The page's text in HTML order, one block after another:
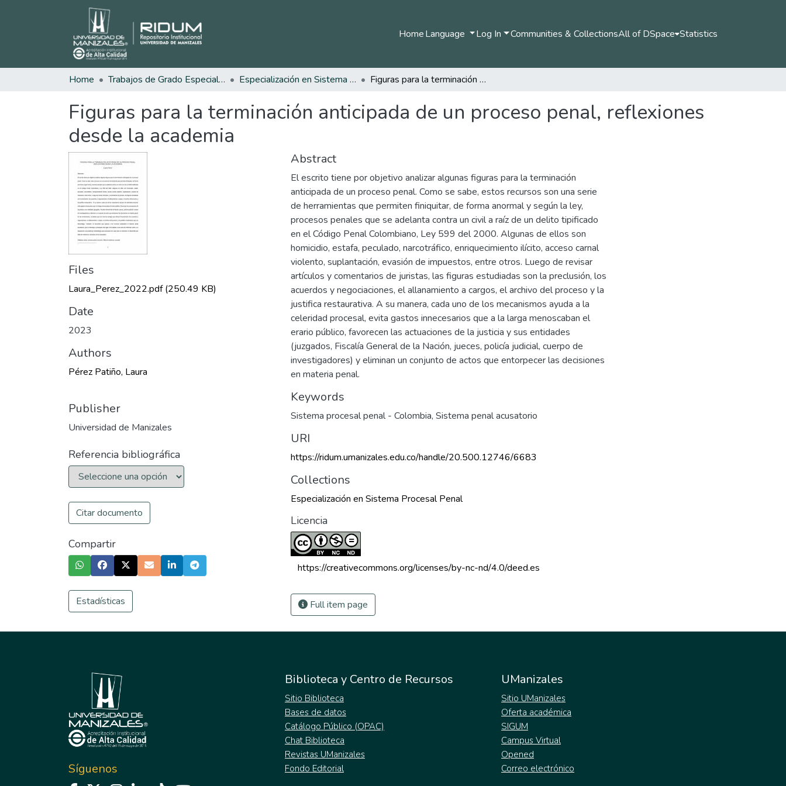
HomeLanguage Log In Communities & CollectionsAll of DSpace Statistics
Home Trabajos de Grado Especializaciones Especialización en Sistema Procesal Penal Figuras para la terminación anticipada de un proceso penal, reflexiones desde la academia
Figuras para la terminación anticipada de un proceso penal, reflexiones
desde la academia
Files
Laura_Perez_2022.pdf(250.49 KB)
Date
2023
Authors
Pérez Patiño, Laura
Publisher
Universidad de Manizales
Referencia bibliográfica
Citar documento
Compartir
Estadísticas
Abstract
El escrito tiene por objetivo analizar algunas figuras para la terminación
anticipada de un proceso penal. Como se sabe, estos recursos son una serie
de herramientas que permiten finiquitar, de forma anormal y según la ley,
procesos penales que se adelanta contra un civil a raíz de un delito tipificado
en el Código Penal Colombiano, Ley 599 del 2000. Algunas de ellos son
homicidio, estafa, peculado, narcotráfico, enriquecimiento ilícito, acceso carnal
violento, suplantación, evasión de impuestos, entre otros. Luego de revisar
artículos y comentarios de juristas, las figuras estudiadas son la preclusión, los
acuerdos y negociaciones, el allanamiento a cargos, el archivo del proceso y la
justifica restaurativa. A su manera, cada uno de los mecanismos ayuda a la
celeridad procesal, evita gastos innecesarios que a la larga menoscaban el
erario público, favorecen las actuaciones de la justicia y sus entidades
(juzgados, Fiscalía General de la Nación, jueces, policía judicial, cuerpo de
investigadores) y eliminan un conjunto de actos que entorpecer las decisiones
en materia penal.
Keywords
Sistema procesal penal - Colombia, Sistema penal acusatorio
URI
https://ridum.umanizales.edu.co/handle/20.500.12746/6683
Collections
Especialización en Sistema Procesal Penal
Licencia
https://creativecommons.org/licenses/by-nc-nd/4.0/deed.es
Full item page
Síguenos
Biblioteca y Centro de Recursos
Sitio Biblioteca
Bases de datos
Catálogo Público (OPAC)
Chat Biblioteca
Revistas UManizales
Fondo Editorial
UManizales
Sitio UManizales
Oferta académica
SIGUM
Campus Virtual
Opened
Correo electrónico